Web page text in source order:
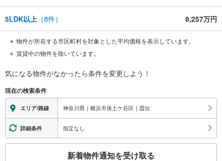
5LDK以上 （8件） 8,257万円
物件が所在する市区町村を対象とした平均価格を表示しています。
賃貸中の物件を除いています。
気になる物件がなかったら条件を変更しよう！
現在の検索条件
エリア/路線 神奈川県｜横浜市保土ケ谷区｜霞台
詳細条件 指定なし
新着物件通知を受け取る